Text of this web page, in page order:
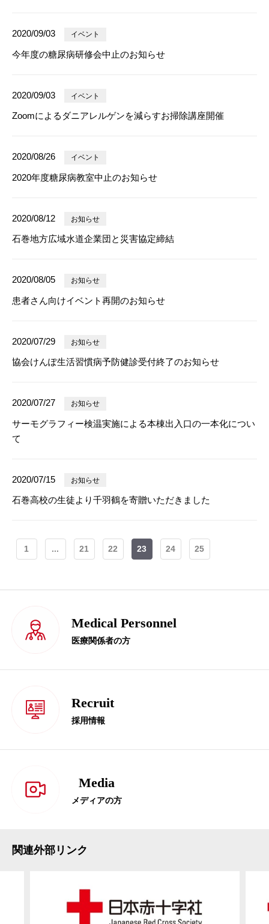
2020/09/03 イベント
今年度の糖尿病研修会中止のお知らせ
2020/09/03 イベント
Zoomによるダニアレルゲンを減らすお掃除講座開催
2020/08/26 イベント
2020年度糖尿病教室中止のお知らせ
2020/08/12 お知らせ
石巻地方広域水道企業団と災害協定締結
2020/08/05 お知らせ
患者さん向けイベント再開のお知らせ
2020/07/29 お知らせ
協会けんぽ生活習慣病予防健診受付終了のお知らせ
2020/07/27 お知らせ
サーモグラフィー検温実施による本棟出入口の一本化につい
て
2020/07/15 お知らせ
石巻高校の生徒より千羽鶴を寄贈いただきました
1 ... 21 22 23 24 25
Medical Personnel
医療関係者の方
Recruit
採用情報
Media
メディアの方
関連外部リンク